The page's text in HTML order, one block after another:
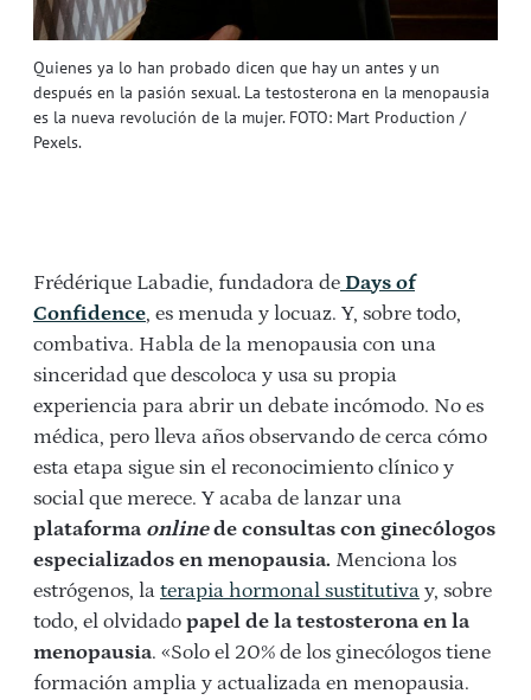
Quienes ya lo han probado dicen que hay un antes y un
después en la pasión sexual. La testosterona en la menopausia
es la nueva revolución de la mujer. FOTO: Mart Production /
Pexels.
Frédérique Labadie, fundadora de Days of
Confidence, es menuda y locuaz. Y, sobre todo,
combativa. Habla de la menopausia con una
sinceridad que descoloca y usa su propia
experiencia para abrir un debate incómodo. No es
médica, pero lleva años observando de cerca cómo
esta etapa sigue sin el reconocimiento clínico y
social que merece. Y acaba de lanzar una
plataforma onlinede consultas con ginecólogos
especializados en menopausia. Menciona los
estrógenos, la terapia hormonal sustitutiva y, sobre
todo, el olvidado papel de la testosterona en la
menopausia. «Solo el 20% de los ginecólogos tiene
formación amplia y actualizada en menopausia.